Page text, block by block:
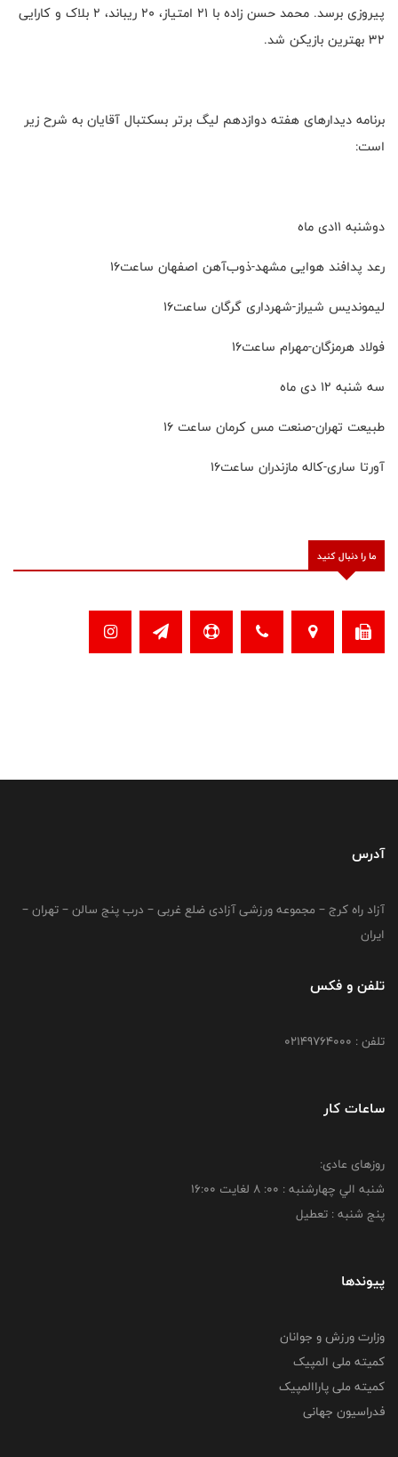
پیروزی برسد. محمد حسن زاده با ۲۱ امتیاز، ۲۰ ریباند، ۲ بلاک و کارایی
۳۲ بهترین بازیکن شد.
برنامه دیدارهای هفته دوازدهم لیگ برتر بسکتبال آقایان به شرح زیر
است:
دوشنبه ۱۱دی ماه
رعد پدافند هوایی مشهد-ذوب‌آهن اصفهان ساعت۱۶
لیموندیس شیراز-شهرداری گرگان ساعت۱۶
فولاد هرمزگان-مهرام ساعت۱۶
سه شنبه ۱۲ دی ماه
طبیعت تهران-صنعت مس کرمان ساعت ۱۶
آورتا ساری-کاله مازندران ساعت۱۶
ما را دنبال کنید
آدرس
آزاد راه کرج – مجموعه ورزشی آزادی ضلع غربی – درب پنج سالن – تهران –
ایران
تلفن و فکس
تلفن : 02149764000
ساعات کار
روزهای عادی:
شنبه الي چهارشنبه : 00: 8 لغايت 16:00
پنج شنبه : تعطیل
پیوندها
وزارت ورزش و جوانان
کمیته ملی المپیک
کمیته ملی پاراالمپیک
فدراسیون جهانی